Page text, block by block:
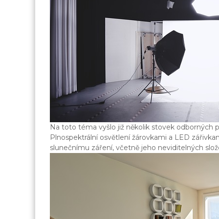
Na toto téma vyšlo již několik stovek
Plnospektrální osvětlení žárovkami a LED
slunečnímu záření, včetně jeho neviditelných